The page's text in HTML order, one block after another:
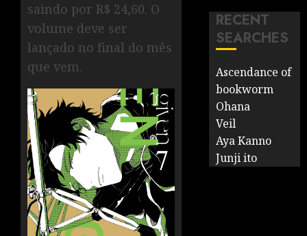
saindo por R$ 24,60. O
volume deve ser
lançado no final do mês
que vem.
RECENT
SEARCHES
Ascendance of
bookworm
Ohana
Veil
Aya Kanno
Junji ito